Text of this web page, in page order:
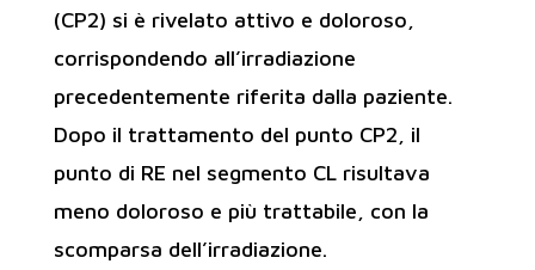
(CP2) si è rivelato attivo e doloroso,
corrispondendo all’irradiazione
precedentemente riferita dalla paziente.
Dopo il trattamento del punto CP2, il
punto di RE nel segmento CL risultava
meno doloroso e più trattabile, con la
scomparsa dell’irradiazione.